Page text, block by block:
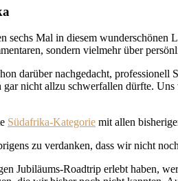
sechs Mal in diesem
sondern vielmehr über
darüber nachgedacht,
nicht allzu schwerfallen dürfte.
Südafrika-Kategorie mit allen
zu verdanken, dass wir nicht
Jubiläums-Roadtrip erlebt haben,